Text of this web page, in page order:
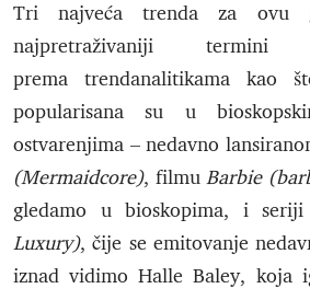
Tri najveća trenda za ovu
najpretraživaniji
prema trendanalitikama kao
popularisana su u
ostvarenjima – nedavno
(Mermaidcore), filmuBarbie
gledamo u bioskopima, i seriji
Luxury), čije se emitovanje
iznad vidimo Halle Baley, koja